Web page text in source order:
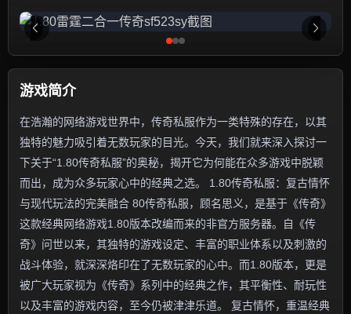
游戏简介
在浩瀚的网络游戏世界中，传奇私服作为一类特殊的存在，以其
独特的魅力吸引着无数玩家的目光。今天，我们就来深入探讨一
下关于“1.80传奇私服”的奥秘，揭开它为何能在众多游戏中脱颖
而出，成为众多玩家心中的经典之选。 1.80传奇私服：复古情怀
与现代玩法的完美融合 80传奇私服，顾名思义，是基于《传奇》
这款经典网络游戏1.80版本改编而来的非官方服务器。自《传
奇》问世以来，其独特的游戏设定、丰富的职业体系以及刺激的
战斗体验，就深深烙印在了无数玩家的心中。而1.80版本，更是
被广大玩家视为《传奇》系列中的经典之作，其平衡性、耐玩性
以及丰富的游戏内容，至今仍被津津乐道。 复古情怀，重温经典